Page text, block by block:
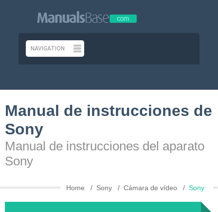
Manual de instrucciones de
Sony
Manual de instrucciones del aparato
Sony
Home Sony Cámara de vídeo Sony